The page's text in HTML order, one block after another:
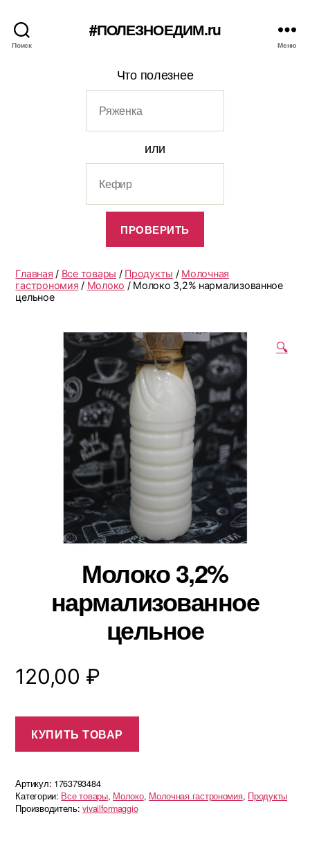
Поиск
#ПОЛЕЗНОЕДИМ.ru
Меню
Что полезнее
или
Главная / Все товары / Продукты / Молочная
гастрономия / Молоко / Молоко 3,2% нармализованное
цельное
🔍
Молоко 3,2%
нармализованное
цельное
120,00 ₽
КУПИТЬ ТОВАР
Артикул: 1763793484
Категории: Все товары, Молоко, Молочная гастрономия, Продукты
Производитель:vivailformaggio